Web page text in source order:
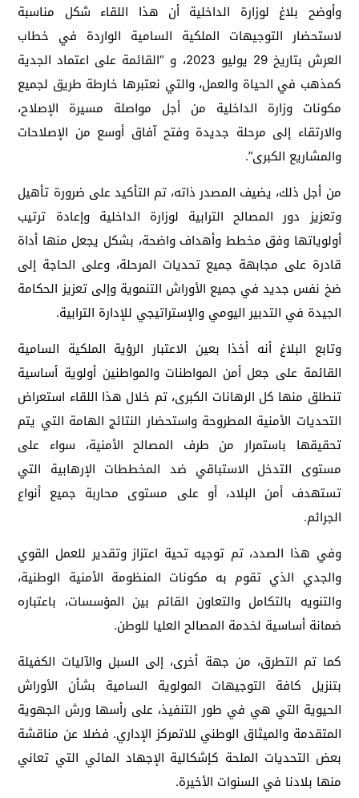
وأوضح بلاغ لوزارة الداخلية أن هذا اللقاء شكل مناسبة
لاستحضار التوجيهات الملكية السامية الواردة في خطاب
العرش بتاريخ 29 يوليو 2023، و “القائمة على اعتماد الجدية
كمذهب في الحياة والعمل، والتي نعتبرها خارطة طريق لجميع
مكونات وزارة الداخلية من أجل مواصلة مسيرة الإصلاح،
والارتقاء إلى مرحلة جديدة وفتح آفاق أوسع من الإصلاحات
والمشاريع الكبرى”.
من أجل ذلك، يضيف المصدر ذاته، تم التأكيد على ضرورة تأهيل
وتعزيز دور المصالح الترابية لوزارة الداخلية وإعادة ترتيب
أولوياتها وفق مخطط وأهداف واضحة، بشكل يجعل منها أداة
قادرة على مجابهة جميع تحديات المرحلة، وعلى الحاجة إلى
ضخ نفس جديد في جميع الأوراش التنموية وإلى تعزيز الحكامة
الجيدة في التدبير اليومي والإستراتيجي للإدارة الترابية.
وتابع البلاغ أنه أخذا بعين الاعتبار الرؤية الملكية السامية
القائمة على جعل أمن المواطنات والمواطنين أولوية أساسية
تنطلق منها كل الرهانات الكبرى، تم خلال هذا اللقاء استعراض
التحديات الأمنية المطروحة واستحضار النتائج الهامة التي يتم
تحقيقها باستمرار من طرف المصالح الأمنية، سواء على
مستوى التدخل الاستباقي ضد المخططات الإرهابية التي
تستهدف أمن البلاد، أو على مستوى محاربة جميع أنواع
الجرائم.
وفي هذا الصدد، تم توجيه تحية اعتزاز وتقدير للعمل القوي
والجدي الذي تقوم به مكونات المنظومة الأمنية الوطنية،
والتنويه بالتكامل والتعاون القائم بين المؤسسات، باعتباره
ضمانة أساسية لخدمة المصالح العليا للوطن.
كما تم التطرق، من جهة أخرى، إلى السبل والآليات الكفيلة
بتنزيل كافة التوجيهات المولوية السامية بشأن الأوراش
الحيوية التي هي في طور التنفيذ، على رأسها ورش الجهوية
المتقدمة والميثاق الوطني للاتمركز الإداري. فضلا عن مناقشة
بعض التحديات الملحة كإشكالية الإجهاد المائي التي تعاني
منها بلادنا في السنوات الأخيرة.